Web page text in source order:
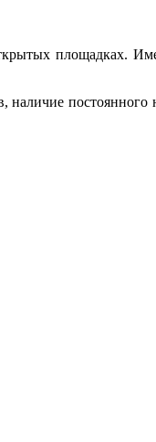
площадках.
наличие